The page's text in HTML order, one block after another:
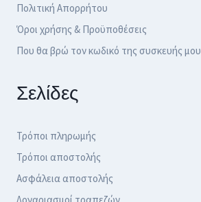
Πολιτική Απορρήτου
Όροι χρήσης & Προϋποθέσεις
Που θα βρώ τον κωδικό της συσκευής μου
Σελίδες
Τρόποι πληρωμής
Τρόποι αποστολής
Ασφάλεια αποστολής